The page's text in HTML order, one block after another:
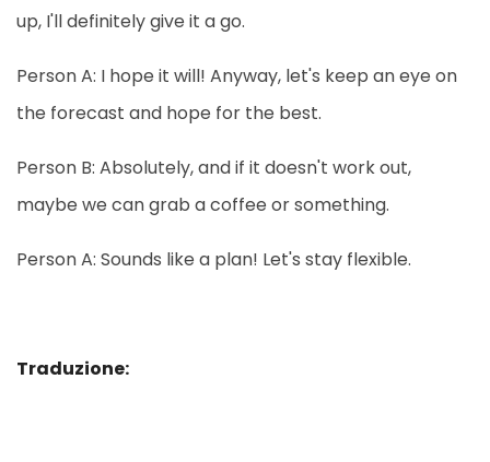
up, I'll definitely give it a go.
Person A: I hope it will! Anyway, let's keep an eye on
the forecast and hope for the best.
Person B: Absolutely, and if it doesn't work out,
maybe we can grab a coffee or something.
Person A: Sounds like a plan! Let's stay flexible.
Traduzione: